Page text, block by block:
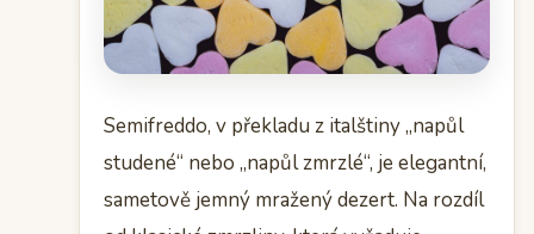
Semifreddo, v překladu z italštiny „napůl
studené“ nebo „napůl zmrzlé“, je elegantní,
sametově jemný mražený dezert. Na rozdíl